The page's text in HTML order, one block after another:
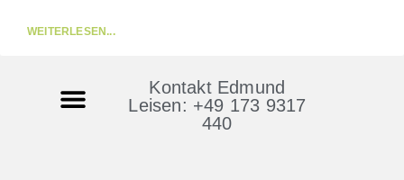
WEITERLESEN...
Kontakt Edmund
Leisen: +49 173 9317
440